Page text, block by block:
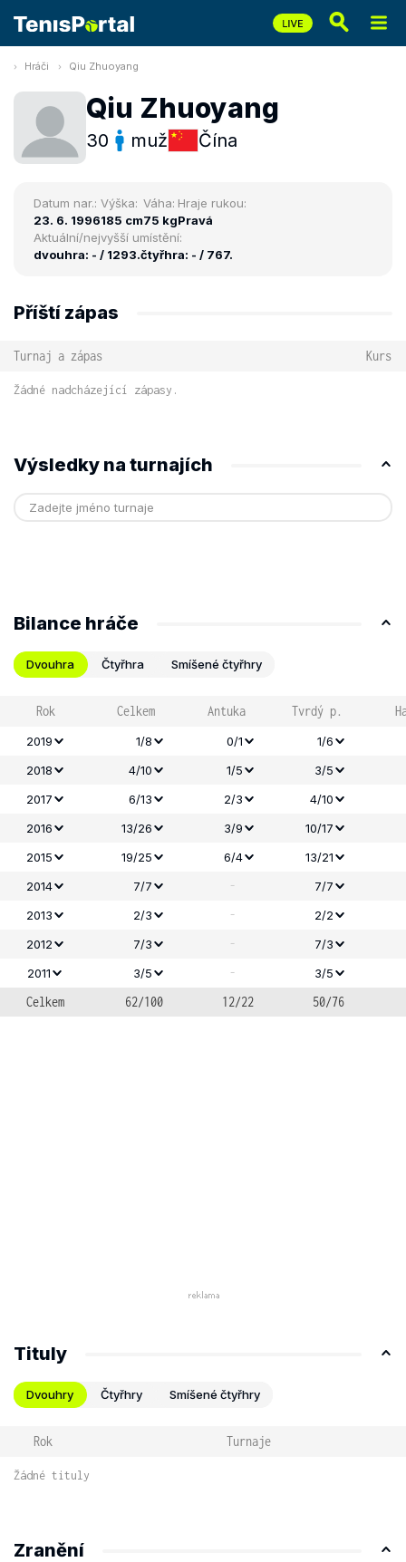
Hráči Qiu Zhuoyang
Qiu Zhuoyang
30 muž Čína
Datum nar.:
23. 6. 1996
Výška:
185 cm
Váha:
75 kg
Hraje rukou:
Pravá
Aktuální/nejvyšší umístění:
dvouhra: - / 1293.čtyřhra: - / 767.
Příští zápas
Turnaj a zápas Kurs
Žádné nadcházející zápasy.
Výsledky na turnajích
Bilance hráče
Dvouhra Čtyřhra Smíšené čtyřhry
Rok Celkem Antuka Tvrdý p.
2019 1/8 0/1
1/6
2018
4/10 1/5
3/5
2017
6/13 2/3
4/10
2016
13/26 3/9
10/17
2015
19/25 6/4
13/21
2014
7/7 -
7/7
2013
2/3 -
2/2
2012
7/3 -
7/3
2011
3/5 - 3/5
Celkem 62/100 12/22 50/76
Tituly
Dvouhry Čtyřhry Smíšené čtyřhry
Rok Turnaje
Žádné tituly
Zranění